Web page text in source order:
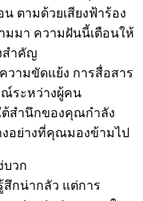
ตามด้วยเสียงฟ้าร้อง
มมา ความฝันนี้เตือนให้
สำคัญ
วามขัดแย้ง การสื่อสาร
ณ์ระหว่างผู้คน
ต้สำนึกของคุณกำลัง
อย่างที่คุณมองข้ามไป
บวก
สึกน่ากลัว แต่การ